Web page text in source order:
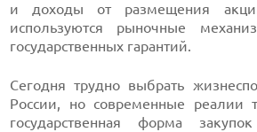
и доходы от размещения
используются рыночные
государственных гарантий.
Сегодня трудно выбрать
России, но современные реалии
государственная форма